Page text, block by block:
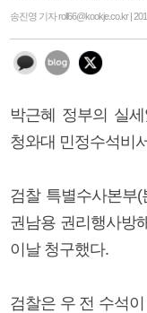
송진영 기자 roll66@kookje.co.kr |
박근혜 정부의 실
청와대 민정수석비
검찰 특별수사본부
권남용 권리행사방
이날 청구했다.
검찰은 우 전 수석